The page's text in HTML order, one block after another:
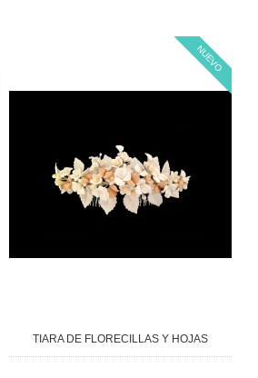
NUEVO
TIARA DE FLORECILLAS Y HOJAS